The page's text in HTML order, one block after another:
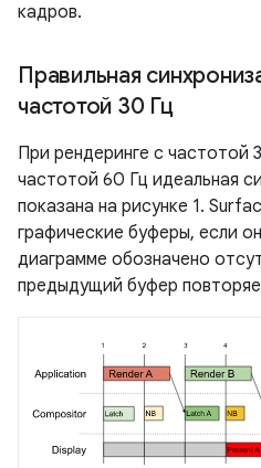
кадров.
Правильная
частотой 30 Гц
При рендеринге с частотой
частотой 60 Гц идеальная
показана на рисунке 1.
графические буферы, если
диаграмме обозначено
предыдущий буфер